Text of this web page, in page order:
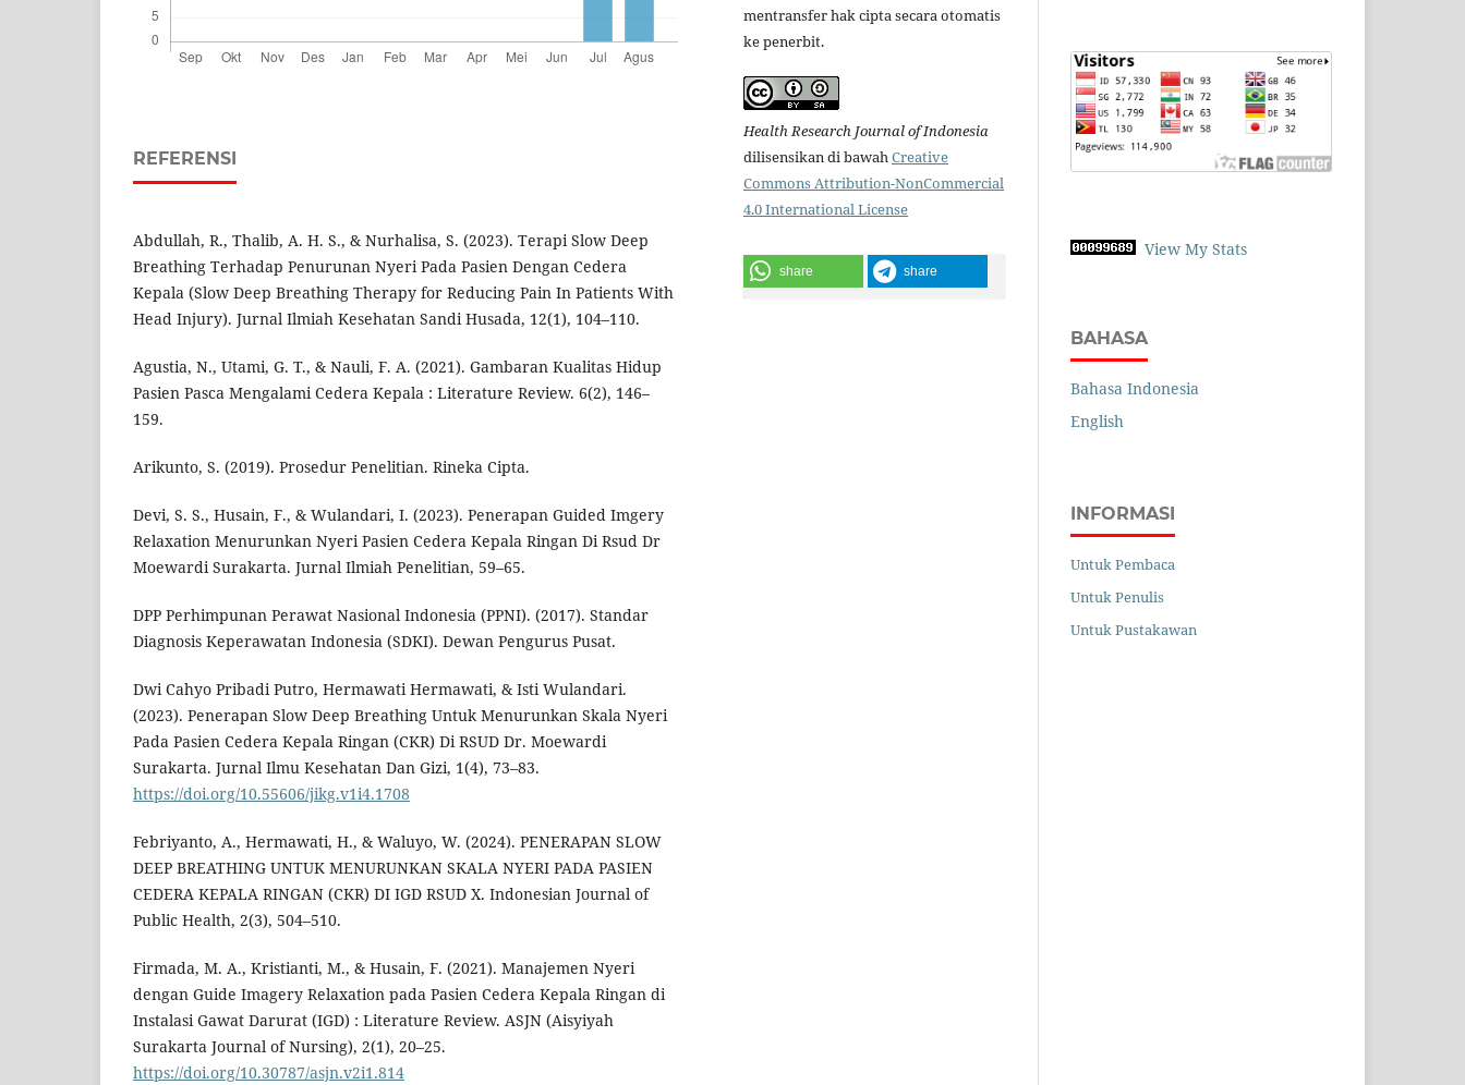
REFERENSI
Abdullah, R., Thalib, A. H. S., & Nurhalisa, S. (2023). Terapi Slow Deep
Breathing Terhadap Penurunan Nyeri Pada Pasien Dengan Cedera
Kepala (Slow Deep Breathing Therapy for Reducing Pain In Patients With
Head Injury). Jurnal Ilmiah Kesehatan Sandi Husada, 12(1), 104–110.
Agustia, N., Utami, G. T., & Nauli, F. A. (2021). Gambaran Kualitas Hidup
Pasien Pasca Mengalami Cedera Kepala : Literature Review. 6(2), 146–
159.
Arikunto, S. (2019). Prosedur Penelitian. Rineka Cipta.
Devi, S. S., Husain, F., & Wulandari, I. (2023). Penerapan Guided Imgery
Relaxation Menurunkan Nyeri Pasien Cedera Kepala Ringan Di Rsud Dr
Moewardi Surakarta. Jurnal Ilmiah Penelitian, 59–65.
DPP Perhimpunan Perawat Nasional Indonesia (PPNI). (2017). Standar
Diagnosis Keperawatan Indonesia (SDKI). Dewan Pengurus Pusat.
Dwi Cahyo Pribadi Putro, Hermawati Hermawati, & Isti Wulandari.
(2023). Penerapan Slow Deep Breathing Untuk Menurunkan Skala Nyeri
Pada Pasien Cedera Kepala Ringan (CKR) Di RSUD Dr. Moewardi
Surakarta. Jurnal Ilmu Kesehatan Dan Gizi, 1(4), 73–83.
https://doi.org/10.55606/jikg.v1i4.1708
Febriyanto, A., Hermawati, H., & Waluyo, W. (2024). PENERAPAN SLOW
DEEP BREATHING UNTUK MENURUNKAN SKALA NYERI PADA PASIEN
CEDERA KEPALA RINGAN (CKR) DI IGD RSUD X. Indonesian Journal of
Public Health, 2(3), 504–510.
Firmada, M. A., Kristianti, M., & Husain, F. (2021). Manajemen Nyeri
dengan Guide Imagery Relaxation pada Pasien Cedera Kepala Ringan di
Instalasi Gawat Darurat (IGD) : Literature Review. ASJN (Aisyiyah
Surakarta Journal of Nursing), 2(1), 20–25.
https://doi.org/10.30787/asjn.v2i1.814
mentransfer hak cipta secara otomatis
ke penerbit.
Health Research Journal of Indonesia
dilisensikan di bawahCreative
Commons Attribution-NonCommercial
4.0 International License
share share
View My Stats
BAHASA
Bahasa Indonesia
English
INFORMASI
Untuk Pembaca
Untuk Penulis
Untuk Pustakawan